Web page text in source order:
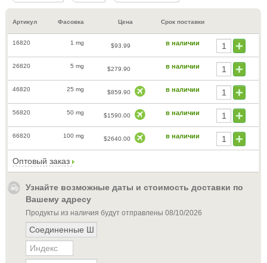
Артикул Фасовка Цена Срок поставки
16820 1 mg $93.99 в наличии
26820 5 mg $279.90 в наличии
46820 25 mg $859.90 в наличии
56820 50 mg $1590.00 в наличии
66820 100 mg $2640.00 в наличии
Оптовый заказ
Узнайте возможные даты и стоимость доставки по
Вашему адресу
Продукты из наличия будут отправлены 08/10/2026